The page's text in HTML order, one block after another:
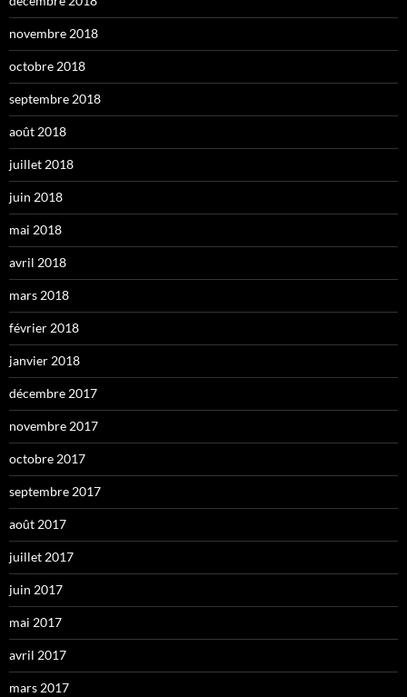
novembre 2018
octobre 2018
septembre 2018
août 2018
juillet 2018
juin 2018
mai 2018
avril 2018
mars 2018
février 2018
janvier 2018
décembre 2017
novembre 2017
octobre 2017
septembre 2017
août 2017
juillet 2017
juin 2017
mai 2017
avril 2017
mars 2017